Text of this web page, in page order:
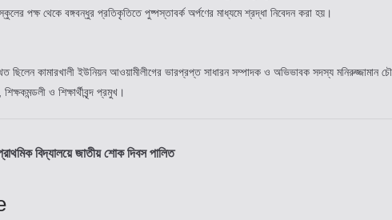
পক্ষ থেকে বঙ্গবন্ধুর প্রতিকৃতিতে পুষ্পস্তাবর্ক অর্পণের মাধ্যমে শ্রদ্ধা নিবেদন করা হয়।
ছিলেন কামারখালী ইউনিয়ন আওয়ামীলীগের ভারপ্রপ্ত সাধারন সম্পাদক ও অভিভাবক সদস্য
ও শিক্ষার্থীবৃন্দ প্রমুখ।
বিদ্যালয়ে জাতীয় শোক দিবস পালিত